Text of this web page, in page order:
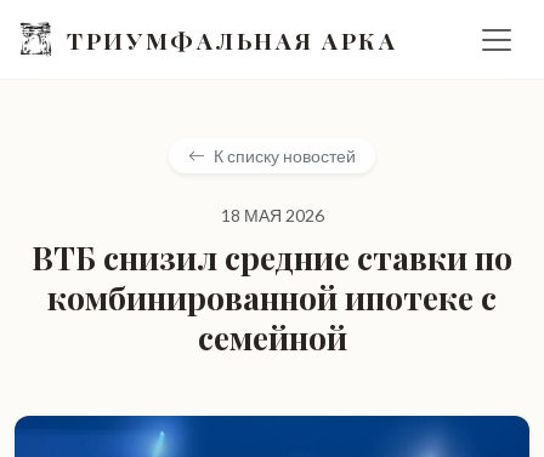
ТРИУМФАЛЬНАЯ АРКА
К списку новостей
18 МАЯ 2026
ВТБ снизил средние ставки по
комбинированной ипотеке с
семейной